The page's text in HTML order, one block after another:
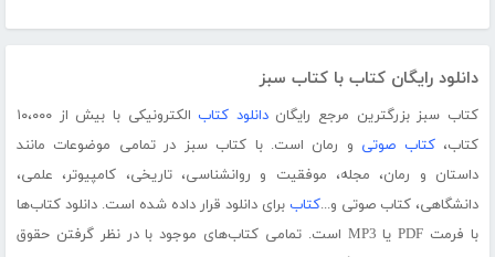
دانلود رایگان کتاب با کتاب سبز
کتاب سبز بزرگترین مرجع رایگاندانلود کتاب
الکترونیکی با بیش از ۱۰،۰۰۰
کتاب،کتاب صوتی و رمان است. با کتاب سبز در تمامی موضوعات مانند
داستان و رمان، مجله، موفقیت و روانشناسی، تاریخی، کامپیوتر، علمی،
دانشگاهی، کتاب صوتی و...کتاب برای دانلود قرار داده شده است. دانلود کتاب‌ها
با فرمت PDF یا MP3 است. تمامی کتاب‌های موجود با در نظر گرفتن حقوق